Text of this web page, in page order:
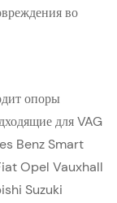
во
опоры
для VAG
Benz Smart
Opel Vauxhall
Suzuki